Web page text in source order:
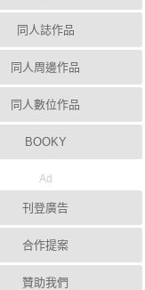
同人誌作品
同人周邊作品
同人數位作品
BOOKY
Ad
刊登廣告
合作提案
贊助我們